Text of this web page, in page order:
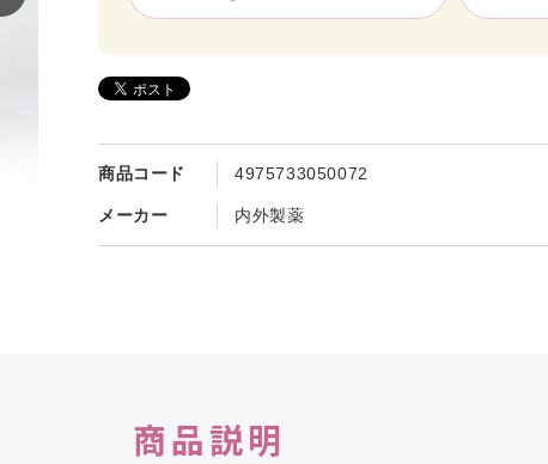
商品コード 4975733050072
メーカー 内外製薬
商品説明